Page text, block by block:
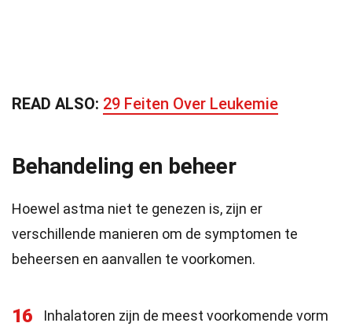
READ ALSO: 29 Feiten Over Leukemie
Behandeling en beheer
Hoewel astma niet te genezen is, zijn er
verschillende manieren om de symptomen te
beheersen en aanvallen te voorkomen.
16
Inhalatoren zijn de meest voorkomende vorm